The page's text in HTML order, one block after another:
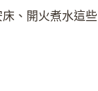
、開火煮水這些